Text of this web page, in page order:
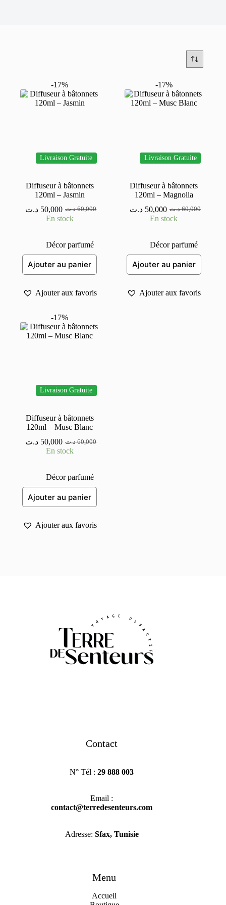
Livraison Gratuite
-17%
Diffuseur à bâtonnets
120ml – Jasmin
60,000 د.تLe
prix
50,000 د.ت
Le
prix
En stock
Décor parfumé
Ajouter au panier
Ajouter aux favoris
Livraison Gratuite
-17%
Diffuseur à bâtonnets
120ml – Magnolia
60,000 د.تLe
prix
50,000 د.ت
Le
prix
En stock
Décor parfumé
Ajouter au panier
Ajouter aux favoris
Livraison Gratuite
-17%
Diffuseur à bâtonnets
120ml – Musc Blanc
60,000 د.تLe
prix
50,000 د.ت
Le
prix
En stock
Décor parfumé
Ajouter au panier
Ajouter aux favoris
Contact
N° Tél :29 888 003
Email :
contact@terredesenteurs.com
Adresse: Sfax, Tunisie
Menu
Accueil